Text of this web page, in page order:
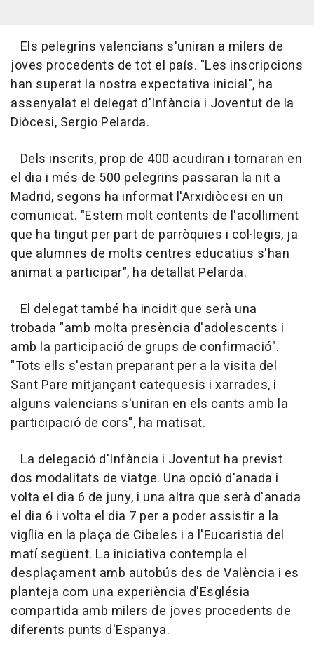
Els pelegrins valencians s'uniran a milers de
joves procedents de tot el país. "Les inscripcions
han superat la nostra expectativa inicial", ha
assenyalat el delegat d'Infància i Joventut de la
Diòcesi, Sergio Pelarda.
Dels inscrits, prop de 400 acudiran i tornaran en
el dia i més de 500 pelegrins passaran la nit a
Madrid, segons ha informat l'Arxidiòcesi en un
comunicat. "Estem molt contents de l'acolliment
que ha tingut per part de parròquies i col·legis, ja
que alumnes de molts centres educatius s'han
animat a participar", ha detallat Pelarda.
El delegat també ha incidit que serà una
trobada "amb molta presència d'adolescents i
amb la participació de grups de confirmació".
"Tots ells s'estan preparant per a la visita del
Sant Pare mitjançant catequesis i xarrades, i
alguns valencians s'uniran en els cants amb la
participació de cors", ha matisat.
La delegació d'Infància i Joventut ha previst
dos modalitats de viatge. Una opció d'anada i
volta el dia 6 de juny, i una altra que serà d'anada
el dia 6 i volta el dia 7 per a poder assistir a la
vigília en la plaça de Cibeles i a l'Eucaristia del
matí següent. La iniciativa contempla el
desplaçament amb autobús des de València i es
planteja com una experiència d'Església
compartida amb milers de joves procedents de
diferents punts d'Espanya.